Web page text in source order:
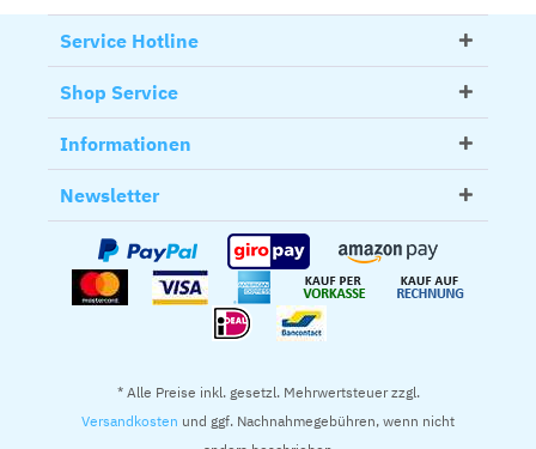
Service Hotline
Shop Service
Informationen
Newsletter
* Alle Preise inkl. gesetzl. Mehrwertsteuer zzgl.
Versandkosten und ggf. Nachnahmegebühren, wenn nicht